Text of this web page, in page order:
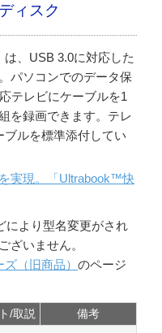
ィスク
は、USB 3.0に対応した
パソコンでのデータ保
テレビにケーブルを1
を録画できます。テレ
ブルを標準添付してい
実現。「Ultrabook™快
により型名変更がされ
ざいません。
（旧商品） のページ
/取説
備考